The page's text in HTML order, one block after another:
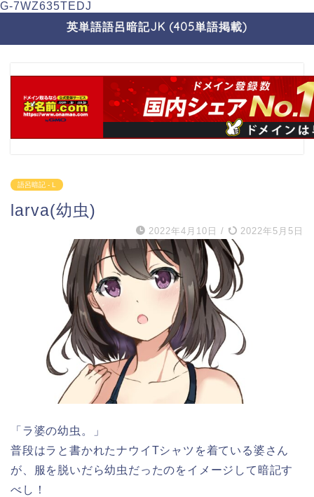
G-7WZ635TEDJ
英単語語呂暗記JK (405単語掲載)
語呂暗記 - L
larva(幼虫)
2022年4月10日 / 2022年5月5日
「ラ婆の幼虫。」
普段はラと書かれたナウイTシャツを着ている婆さん
が、服を脱いだら幼虫だったのをイメージして暗記す
べし！